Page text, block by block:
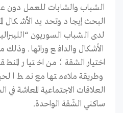
الشباب والشابات للعمل دون
البحث إيجاد وتحديد الأشكال
لدى الشباب السوريون
الأشكال والدافع ورائها.
اختيار الشقة؛ من اختيار
وطريقة ملاءمتها مع نمط
العلاقات الاجتماعية المعاشة
ساكني الشّقة الواحدة.